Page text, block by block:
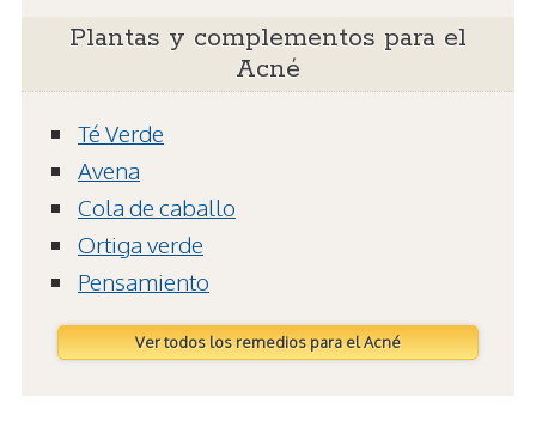
Plantas y complementos para el
Acné
Té Verde
Avena
Cola de caballo
Ortiga verde
Pensamiento
Ver todos los remedios para el Acné